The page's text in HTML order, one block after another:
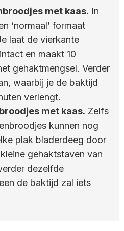
met kaas. In
‘normaal’ formaat
laat de vierkante
en maakt 10
gehaktmengsel. Verder
waarbij je de baktijd
verlengt.
met kaas. Zelfs
kunnen nog
plak bladerdeeg door
gehaktstaven van
dezelfde
de baktijd zal iets